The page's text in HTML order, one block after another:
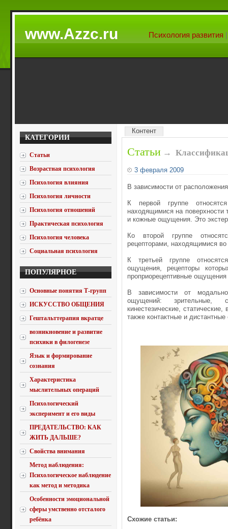
www.Azzc.ru Психология развития
КАТЕГОРИИ
Статьи
Возрастная психология
Психология влияния
Психология личности
Психология отношений
Практическая психология
Психология человека
Социальная психология
ПОПУЛЯРНОЕ
Основные понятия Т-групп
ИСКУССТВО ОБЩЕНИЯ
Гештальттерапия вкратце
возникновение и развитие
психики в филогенезе
Язык и формирование
сознания
Характеристика
мыслительных операций
Психологический
эксперимент и его виды
ПРЕДАТЕЛЬСТВО: КАК
ЖИТЬ ДАЛЬШЕ?
Свойства внимания
Метод наблюдения:
Психологическое наблюдение
как метод и методика
Особенности эмоциональной
сферы умственно отсталого
ребёнка
Контент
Статьи →
3 февраля 2009
В зависимости от
К первой группе
находящимися на поверхности
и кожные ощущения. Это
Ко второй группе
рецепторами, находящимися во
К третьей группе
ощущения, рецепторы
проприорецептивные
В зависимости от
ощущений: зрительные,
кинестезические,
также контактные и
Схожие статьи: